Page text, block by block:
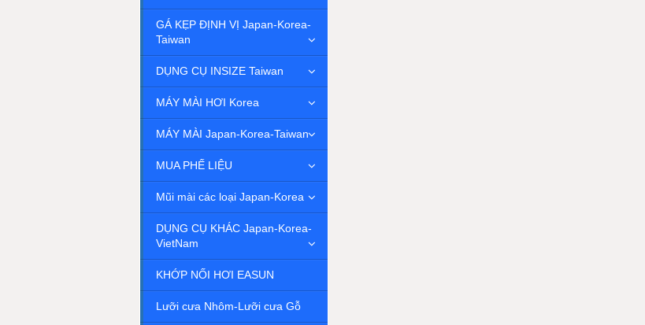
GÁ KẸP ĐỊNH VỊ Japan-Korea-
Taiwan
DỤNG CỤ INSIZE Taiwan
MÁY MÀI HƠI Korea
MÁY MÀI Japan-Korea-Taiwan
MUA PHẾ LIỆU
Mũi mài các loại Japan-Korea
DỤNG CỤ KHÁC Japan-Korea-
VietNam
KHỚP NỐI HƠI EASUN
Lưỡi cưa Nhôm-Lưỡi cưa Gỗ